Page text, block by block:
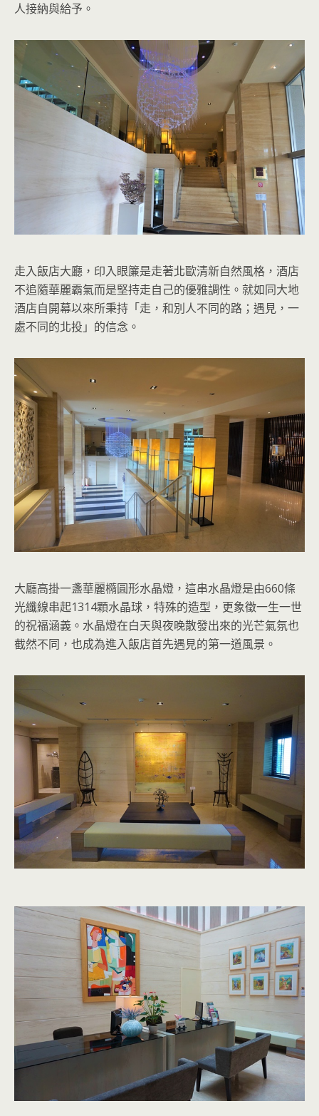
人接納與給予。
走入飯店大廳，印入眼簾是走著北歐清新自然風格，酒店
不追隨華麗霸氣而是堅持走自己的優雅調性。就如同大地
酒店自開幕以來所秉持「走，和別人不同的路；遇見，一
處不同的北投」的信念。
大廳高掛一盞華麗橢圓形水晶燈，這串水晶燈是由660條
光纖線串起1314顆水晶球，特殊的造型，更象徵一生一世
的祝福涵義。水晶燈在白天與夜晚散發出來的光芒氣氛也
截然不同，也成為進入飯店首先遇見的第一道風景。